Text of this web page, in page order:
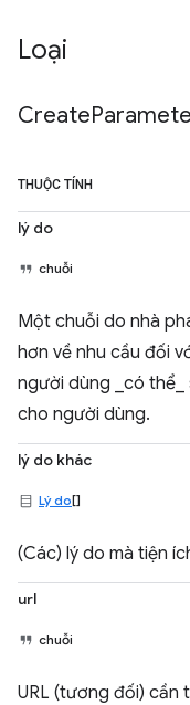
Loại
Create
THUỘC TÍNH
lý do
chuỗi
Một chuỗi do nhà
hơn về nhu cầu đối
người dùng _có
cho người dùng.
lý do khác
Lý do[]
(Các) lý do mà tiện
url
chuỗi
URL (tương đối) cần